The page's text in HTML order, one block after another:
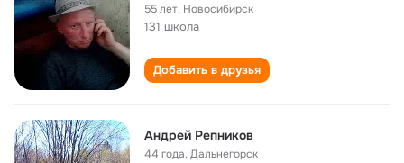
55 лет, Новосибирск
131 школа
Добавить в друзья
Андрей Репников
44 года,Дальнегорск